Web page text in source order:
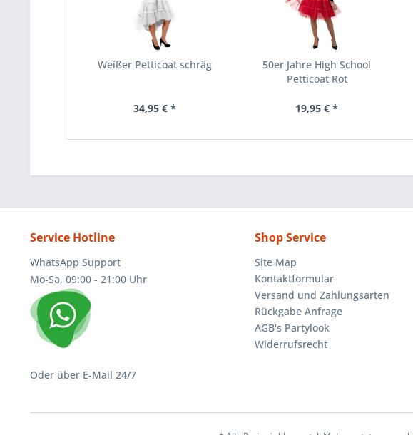
Weißer Petticoat schräg
34,95 € *
50er Jahre High School
Petticoat Rot
19,95 € *
Service Hotline
WhatsApp Support
Mo-Sa, 09:00 - 21:00 Uhr
Oder über E-Mail 24/7
Shop Service
Site Map
Kontaktformular
Versand und Zahlungsarten
Rückgabe Anfrage
AGB's Partylook
Widerrufsrecht